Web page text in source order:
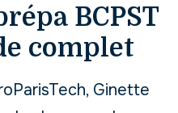
BCPST
complet
Ginette